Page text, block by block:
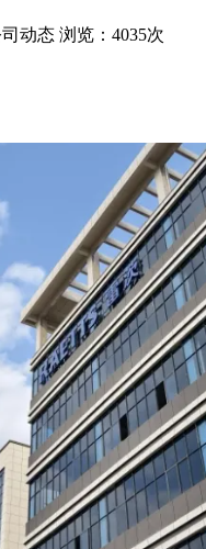
动态 浏览：4035次